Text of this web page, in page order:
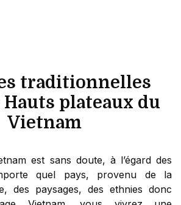
traditionnelles
Hauts plateaux du
Vietnam
est sans doute, à l’égard des
quel pays, provenu de la
des paysages, des ethnies donc